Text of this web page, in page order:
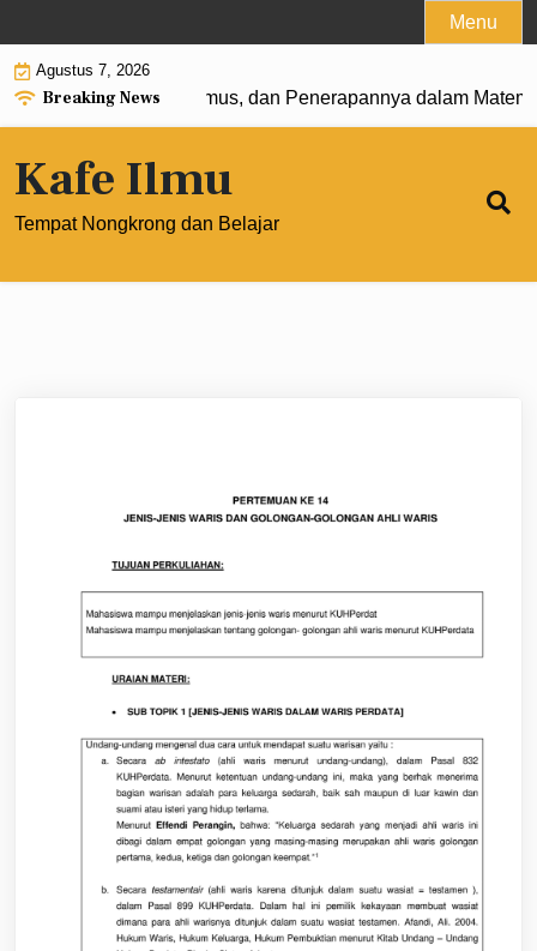
to
content
Menu
Agustus 7, 2026
Breaking News
0: Pengertian, Rumus, dan Penerapannya dalam
Kafe Ilmu
Tempat Nongkrong dan Belajar